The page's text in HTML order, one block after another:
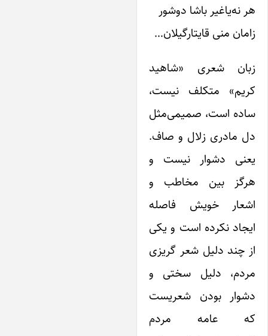
نه‌یاغیر باشا دوشور
منی قایتارگیلان…
شعری «شاهید
متکلف نیست،
است، صمیمی‌مثل
مادری زلال و صاف.
دشوار نیست و
بین مخاطب و
خویش فاصله
نکرده است و یکی
چند دلیل شعر گریزی
دلیل سختی و
بودن شعریست
عامه مردم